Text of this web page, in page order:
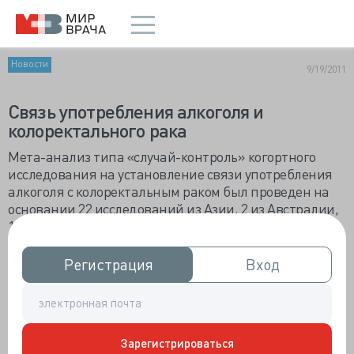
Регистрация
Регистрация Вход
Вход
Зарегистрироваться
Новости 9/19/2011
Связь употребления алкоголя и
колоректального рака
Мета-анализ типа «случай-контроль» когортного
исследования на установление связи употребления
алкоголя с колоректальным раком был проведен на
основании 22 исследований из Азии, 2 из Австралии,
13 из Восточной Европы и 24 из Южной Америки.
Показано, что алкоголь, по крайней мере, в больших
дозах, связан с повышением риска развития
колоректального рака. В целом, не наблюдалось
увеличения риска при употреблении умеренного
количества - до 1 напитка в день. Но наблюдалось
увеличение на 21% при приеме дозы, которую авторы